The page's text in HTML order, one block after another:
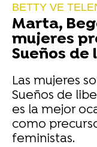
BETTY VE
Marta,
mujeres
Sueños
Las mujeres
Sueños de
es la mejor
como
feministas.